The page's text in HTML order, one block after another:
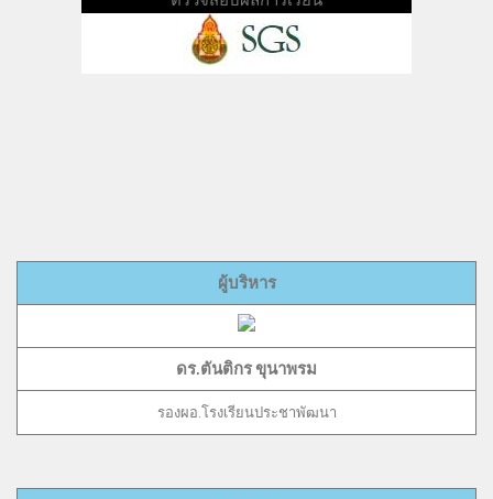
ผู้บริหาร
ดร.ตันติกร ขุนาพรม
รองผอ.โรงเรียนประชาพัฒนา